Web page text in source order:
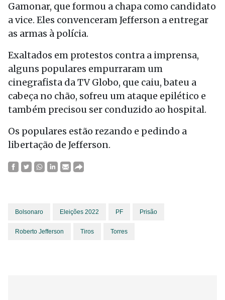
Gamonar, que formou a chapa como candidato
a vice. Eles convenceram Jefferson a entregar
as armas à polícia.
Exaltados em protestos contra a imprensa,
alguns populares empurraram um
cinegrafista da TV Globo, que caiu, bateu a
cabeça no chão, sofreu um ataque epilético e
também precisou ser conduzido ao hospital.
Os populares estão rezando e pedindo a
libertação de Jefferson.
Bolsonaro Eleições 2022 PF Prisão
Roberto Jefferson Tiros Torres